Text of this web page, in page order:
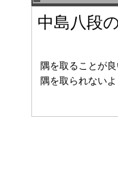
中島八段
隅を取ることが
隅を取られない